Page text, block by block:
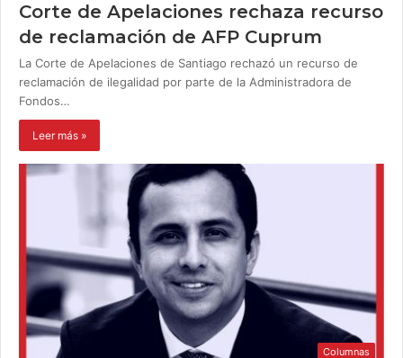
Corte de Apelaciones rechaza recurso
de reclamación de AFP Cuprum
La Corte de Apelaciones de Santiago rechazó un recurso de
reclamación de ilegalidad por parte de la Administradora de
Fondos…
Leer más »
Columnas